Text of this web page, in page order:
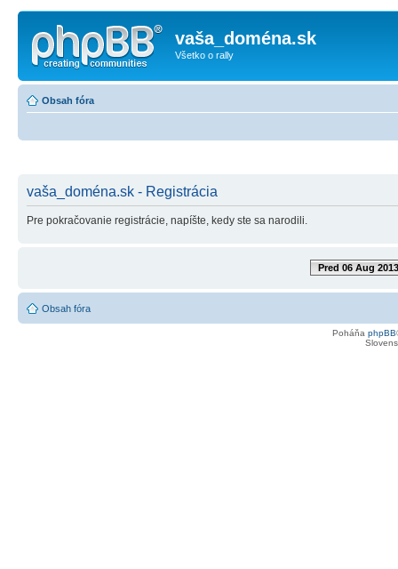
vaša_doména.sk
Všetko o rally
Obsah fóra
vaša_doména.sk - Registrácia
Pre pokračovanie registrácie, napíšte, kedy ste sa narodili.
Pred 06 Aug 2013
Obsah fóra
Poháňa phpBB